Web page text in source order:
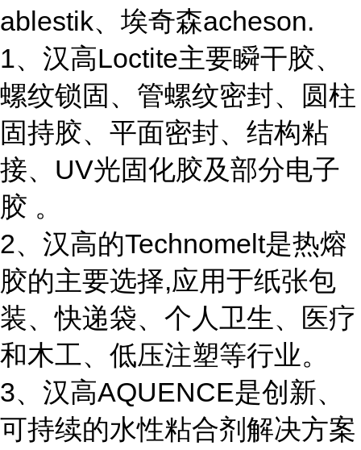
ablestik、埃奇森acheson.
1、汉高Loctite主要瞬干胶、
螺纹锁固、管螺纹密封、圆柱
固持胶、平面密封、结构粘
接、UV光固化胶及部分电子
胶 。
2、汉高的Technomelt是热熔
胶的主要选择,应用于纸张包
装、快递袋、个人卫生、医疗
和木工、低压注塑等行业。
3、汉高AQUENCE是创新、
可持续的水性粘合剂解决方案